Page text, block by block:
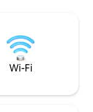
ン、ダイニングス
ク、広々としたバ
屋外に面した小さ
す。
Wi-Fi